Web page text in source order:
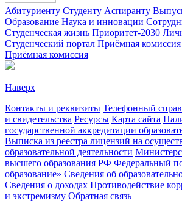
Абитуриенту Студенту Аспиранту
Образование Наука и инновации
Студенческая жизнь Приоритет-2030
Студенческий портал Приёмная комиссия
Приёмная комиссия
Наверх
Контакты и реквизиты Телефонный
и свидетельства Ресурсы Карта сайта
государственной аккредитации
Выписка из реестра лицензий на
образовательной деятельности
высшего образования РФ Федеральный
образование» Сведения об
Сведения о доходах Противодействие
и экстремизму Обратная связь